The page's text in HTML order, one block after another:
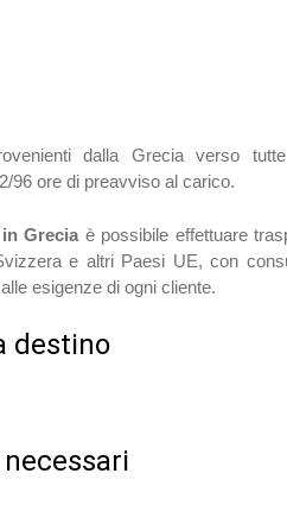
dalla Grecia verso
96 ore di preavviso al carico.
Grecia è possibile effettuare
e altri Paesi UE, con
esigenze di ogni cliente.
destino